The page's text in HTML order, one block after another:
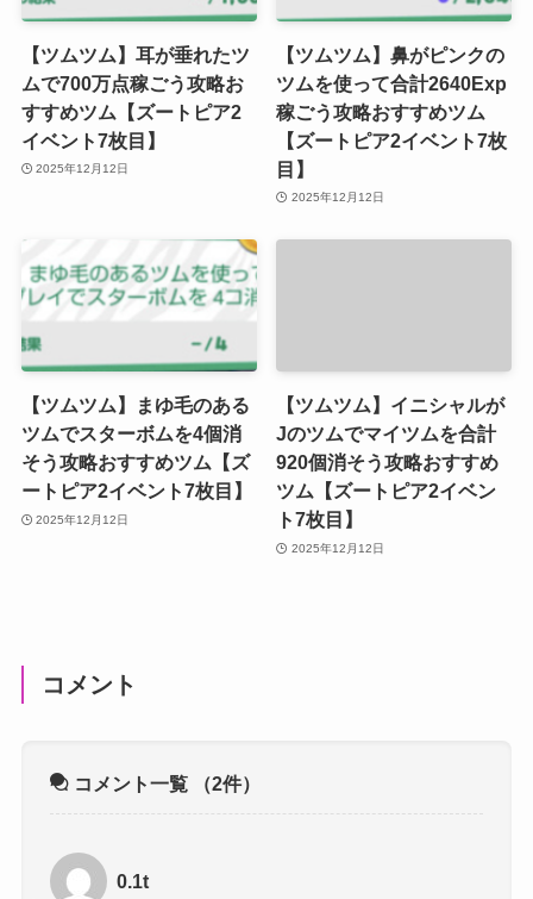
【ツムツム】耳が垂れたツ
ムで700万点稼ごう攻略お
すすめツム【ズートピア2
イベント7枚目】
2025年12月12日
【ツムツム】鼻がピンクの
ツムを使って合計2640Exp
稼ごう攻略おすすめツム
【ズートピア2イベント7枚
目】
2025年12月12日
【ツムツム】まゆ毛のある
ツムでスターボムを4個消
そう攻略おすすめツム【ズ
ートピア2イベント7枚目】
2025年12月12日
【ツムツム】イニシャルが
Jのツムでマイツムを合計
920個消そう攻略おすすめ
ツム【ズートピア2イベン
ト7枚目】
2025年12月12日
コメント
コメント一覧 （2件）
0.1t